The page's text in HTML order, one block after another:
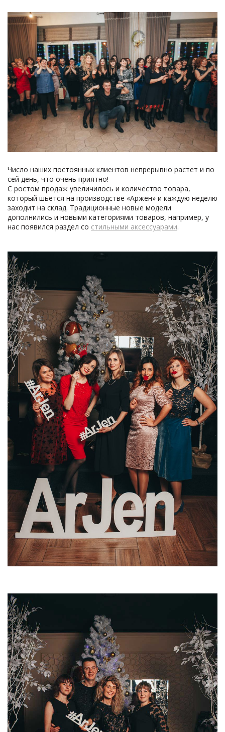
Число наших постоянных клиентов непрерывно растет и по
сей день, что очень приятно!
С ростом продаж увеличилось и количество товара,
который шьется на производстве «Аржен» и каждую неделю
заходит на склад. Традиционные новые модели
дополнились и новыми категориями товаров, например, у
нас появился раздел со стильными аксессуарами.